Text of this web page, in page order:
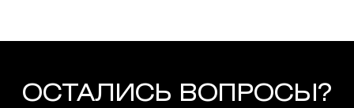
ОСТАЛИСЬ ВОПРОСЫ?